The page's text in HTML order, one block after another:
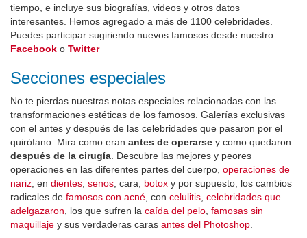
tiempo, e incluye sus biografías, videos y otros datos
interesantes. Hemos agregado a más de 1100 celebridades.
Puedes participar sugiriendo nuevos famosos desde nuestro
Facebook o Twitter
Secciones especiales
No te pierdas nuestras notas especiales relacionadas con las
transformaciones estéticas de los famosos. Galerías exclusivas
con el antes y después de las celebridades que pasaron por el
quirófano. Mira como eran antes de operarse y como quedaron
después de la cirugía . Descubre las mejores y peores
operaciones en las diferentes partes del cuerpo, operaciones de
nariz , en dientes senos , cara, botox y por supuesto, los cambios
radicales de famosos con acné , con celulitis celebridades que
adelgazaron , los que sufren la caída del pelo famosas sin
maquillaje y sus verdaderas caras antes del Photoshop